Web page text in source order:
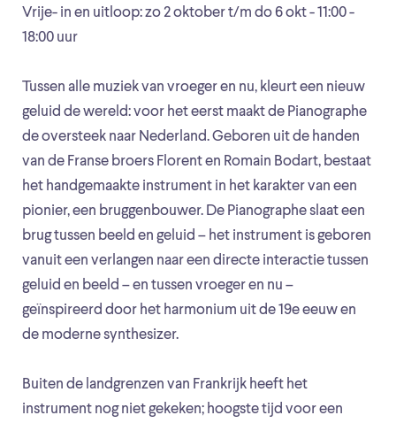
Vrije- in en uitloop: zo 2 oktober t/m do 6 okt - 11:00 -
18:00 uur
Tussen alle muziek van vroeger en nu, kleurt een nieuw
geluid de wereld: voor het eerst maakt de Pianographe
de oversteek naar Nederland. Geboren uit de handen
van de Franse broers Florent en Romain Bodart, bestaat
het handgemaakte instrument in het karakter van een
pionier, een bruggenbouwer. De Pianographe slaat een
brug tussen beeld en geluid – het instrument is geboren
vanuit een verlangen naar een directe interactie tussen
geluid en beeld – en tussen vroeger en nu –
geïnspireerd door het harmonium uit de 19e eeuw en
de moderne synthesizer.
Buiten de landgrenzen van Frankrijk heeft het
instrument nog niet gekeken; hoogste tijd voor een